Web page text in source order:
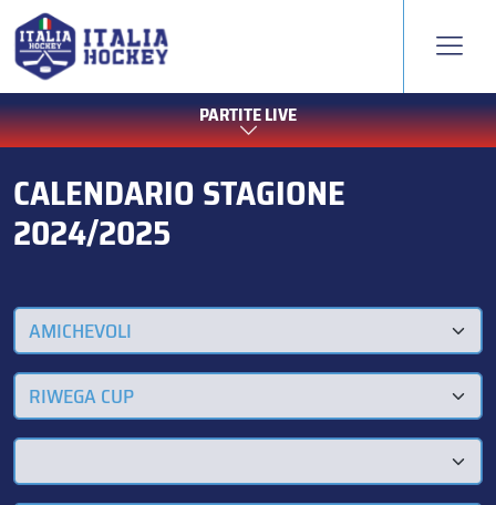
PARTITE LIVE
CALENDARIO STAGIONE
2024/2025
AMICHEVOLI
RIWEGA CUP